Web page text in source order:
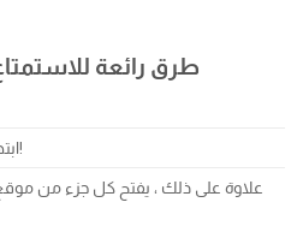
طرق رائعة
ابتهج واربح في لعبة الروليت المثيرة!
علاوة على ذلك ، يفتح كل جزء من